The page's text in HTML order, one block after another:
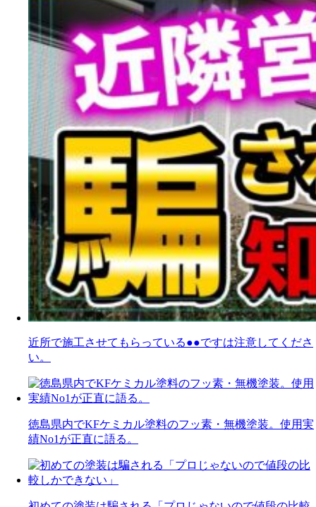
近所で施工させてもらっている●●ですは注意してくださ
い。
徳島県内でKFケミカル塗料のフッ素・無機塗装。使用実
績No1が正直に語る。